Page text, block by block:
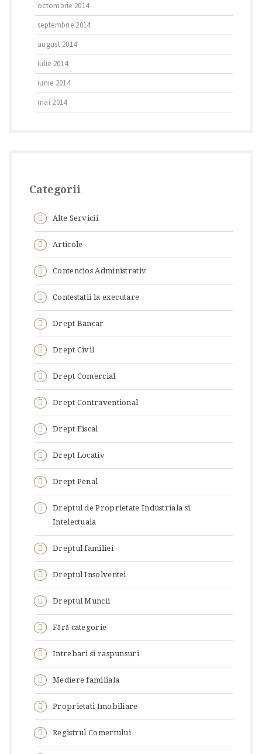
octombrie 2014
septembrie 2014
august 2014
iulie 2014
iunie 2014
mai 2014
Categorii
Alte Servicii
Articole
Contencios Administrativ
Contestatii la executare
Drept Bancar
Drept Civil
Drept Comercial
Drept Contraventional
Drept Fiscal
Drept Locativ
Drept Penal
Dreptul de Proprietate Industriala si
Intelectuala
Dreptul familiei
Dreptul Insolventei
Dreptul Muncii
Fără categorie
Intrebari si raspunsuri
Mediere familiala
Proprietati Imobiliare
Registrul Comertului